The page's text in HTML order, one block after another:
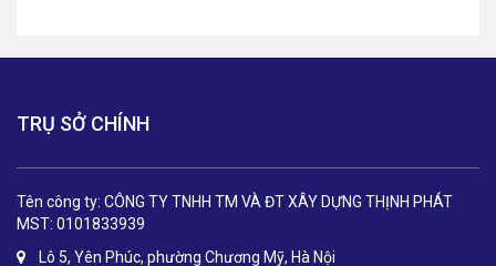
TRỤ SỞ CHÍNH
Tên công ty: CÔNG TY TNHH TM VÀ ĐT XÂY DỰNG THỊNH PHÁT
MST: 0101833939
Lô 5, Yên Phúc, phường Chương Mỹ, Hà Nội